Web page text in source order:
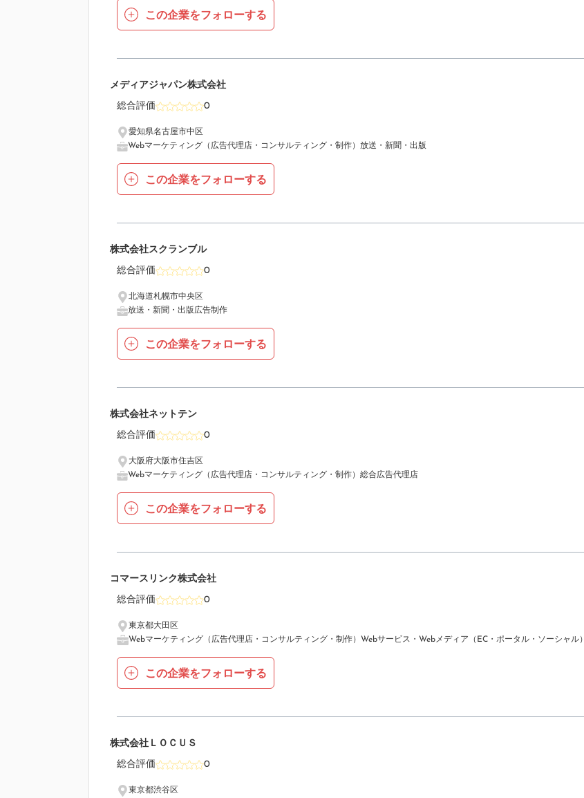
この企業をフォローする
9
メディアジャパン株式会社
総合評価
0
愛知県名古屋市中区
Webマーケティング（広告代理店・コンサルティング・制作）放送・新聞・出版
この企業をフォローする
10
株式会社スクランブル
総合評価
0
北海道札幌市中央区
放送・新聞・出版広告制作
この企業をフォローする
11
株式会社ネットテン
総合評価
0
大阪府大阪市住吉区
Webマーケティング（広告代理店・コンサルティング・制作）総合広告代理店
この企業をフォローする
12
コマースリンク株式会社
総合評価
0
東京都大田区
Webマーケティング（広告代理店・コンサルティング・制作）
Webサービス・Webメディア（EC・ポータル・ソーシャル）
この企業をフォローする
13
株式会社ＬＯＣＵＳ
総合評価
0
東京都渋谷区